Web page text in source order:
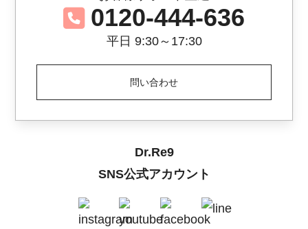
0120-444-636
平日 9:30～17:30
問い合わせ
Dr.Re9
SNS公式アカウント